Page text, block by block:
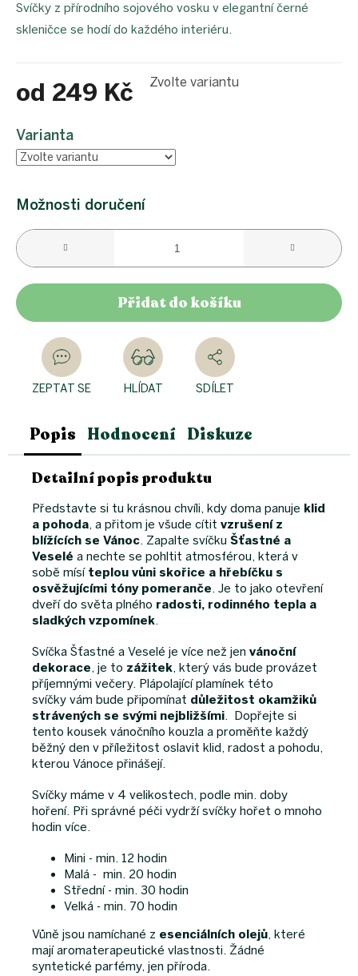
od 249 Kč
cena:
Zvolte variantu
Varianta
Možnosti doručení
Přidat do košíku
Svíčky z přírodního sojového vosku v elegantní černé
skleničce se hodí do každého interiéru.
ZEPTAT SE HLÍDAT SDÍLET
Popis Hodnocení Diskuze
Detailní popis produktu
Představte si tu krásnou chvíli, kdy doma panuje klid
a pohoda, a přitom je všude cítit vzrušení z
blížících se Vánoc. Zapalte svíčku Šťastné a
Veselé a nechte se pohltit atmosférou, která v
sobě mísí teplou vůni skořice a hřebíčku s
osvěžujícími tóny pomeranče. Je to jako otevření
dveří do světa plného radosti, rodinného tepla a
sladkých vzpomínek.
Svíčka Šťastné a Veselé je více než jen vánoční
dekorace, je to zážitek, který vás bude provázet
příjemnými večery. Plápolající plamínek této
svíčky vám bude připomínat důležitost okamžiků
strávených se svými nejbližšími. Dopřejte si
tento kousek vánočního kouzla a proměňte každý
běžný den v příležitost oslavit klid, radost a pohodu,
kterou Vánoce přinášejí.
Svíčky máme v 4 velikostech, podle min. doby
hoření. Při správné péči vydrží svíčky hořet o mnoho
hodin více.
Mini - min. 12 hodin
Malá - min. 20 hodin
Střední - min. 30 hodin
Velká - min. 70 hodin
Vůně jsou namíchané z esenciálních olejů, které
mají aromaterapeutické vlastnosti. Žádné
syntetické parfémy, jen příroda.